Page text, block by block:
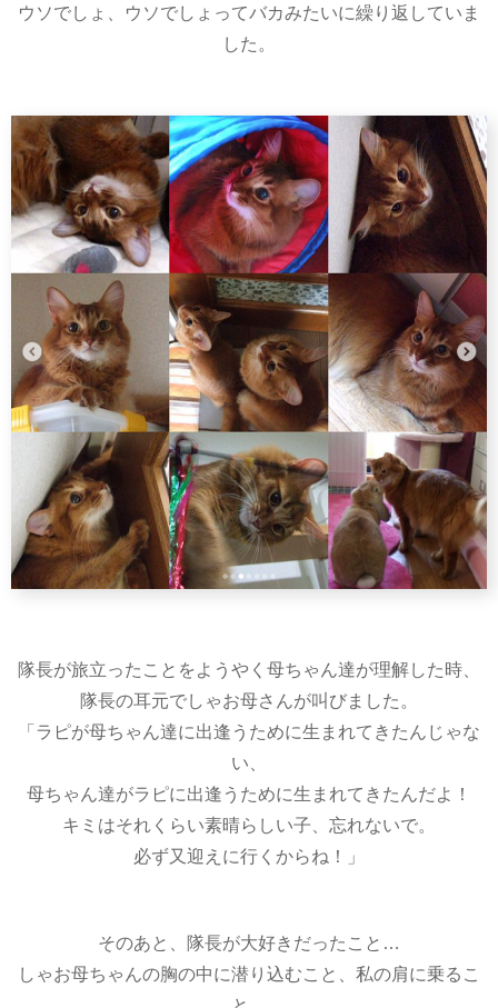
ウソでしょ、ウソでしょってバカみたいに繰り返していま
した。
隊長が旅立ったことをようやく母ちゃん達が理解した時、
隊長の耳元でしゃお母さんが叫びました。
「ラピが母ちゃん達に出逢うために生まれてきたんじゃな
い、
母ちゃん達がラピに出逢うために生まれてきたんだよ！
キミはそれくらい素晴らしい子、忘れないで。
必ず又迎えに行くからね！」
そのあと、隊長が大好きだったこと…
しゃお母ちゃんの胸の中に潜り込むこと、私の肩に乗るこ